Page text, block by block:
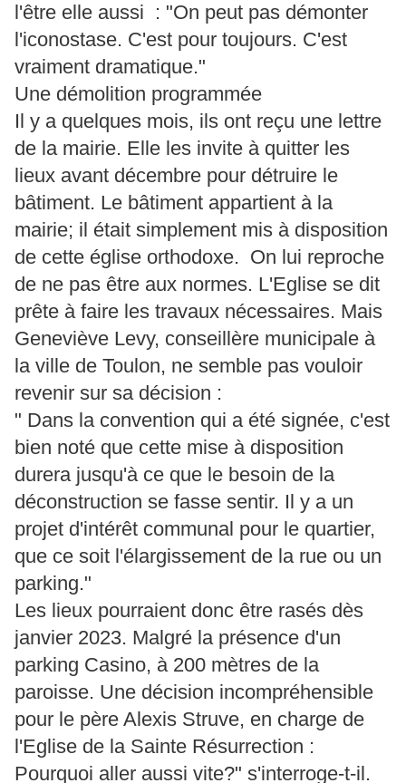
l'être elle aussi : "On peut pas démonter
l'iconostase. C'est pour toujours. C'est
vraiment dramatique."
Une démolition programmée
Il y a quelques mois, ils ont reçu une lettre
de la mairie. Elle les invite à quitter les
lieux avant décembre pour détruire le
bâtiment. Le bâtiment appartient à la
mairie; il était simplement mis à disposition
de cette église orthodoxe. On lui reproche
de ne pas être aux normes. L'Eglise se dit
prête à faire les travaux nécessaires. Mais
Geneviève Levy, conseillère municipale à
la ville de Toulon, ne semble pas vouloir
revenir sur sa décision :
" Dans la convention qui a été signée, c'est
bien noté que cette mise à disposition
durera jusqu'à ce que le besoin de la
déconstruction se fasse sentir. Il y a un
projet d'intérêt communal pour le quartier,
que ce soit l'élargissement de la rue ou un
parking."
Les lieux pourraient donc être rasés dès
janvier 2023. Malgré la présence d'un
parking Casino, à 200 mètres de la
paroisse. Une décision incompréhensible
pour le père Alexis Struve, en charge de
l'Eglise de la Sainte Résurrection :
Pourquoi aller aussi vite?" s'interroge-t-il.